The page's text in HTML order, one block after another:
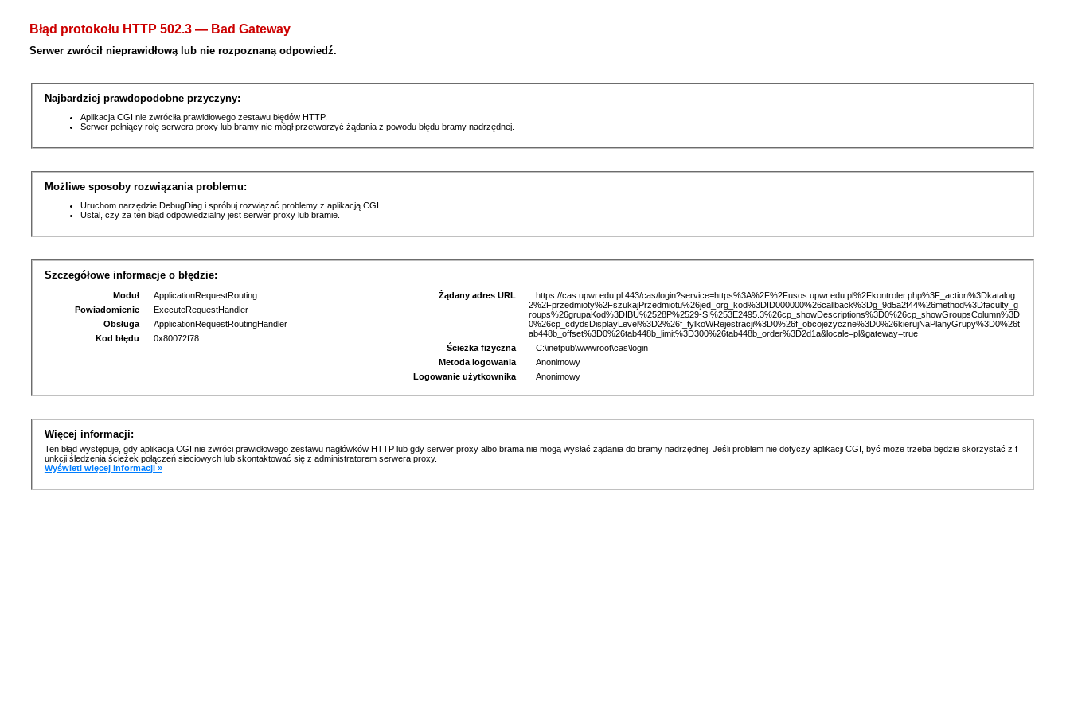
Błąd protokołu HTTP 502.3 — Bad Gateway
Serwer zwrócił nieprawidłową lub nie rozpoznaną odpowiedź.
Najbardziej prawdopodobne przyczyny:
Aplikacja CGI nie zwróciła prawidłowego zestawu błędów HTTP.
Serwer pełniący rolę serwera proxy lub bramy nie mógł przetworzyć żądania z powodu błędu bramy nadrzędnej.
Możliwe sposoby rozwiązania problemu:
Uruchom narzędzie DebugDiag i spróbuj rozwiązać problemy z aplikacją CGI.
Ustal, czy za ten błąd odpowiedzialny jest serwer proxy lub bramie.
Szczegółowe informacje o błędzie:
Moduł
ApplicationRequestRouting
Powiadomienie
ExecuteRequestHandler
Obsługa
ApplicationRequestRoutingHandler
Kod błędu
0x80072f78
Żądany adres URL
https://cas.upwr.edu.pl:443/cas/login?service=https%3A%2F%2Fusos.upwr.edu.pl%2Fkontroler.php%3F_action%3Dkatalog
2%2Fprzedmioty%2FszukajPrzedmiotu%26jed_org_kod%3DID000000%26callback%3Dg_9d5a2f44%26method%3Dfaculty_g
roups%26grupaKod%3DIBU%2528P%2529-SI%253E2495.3%26cp_showDescriptions%3D0%26cp_showGroupsColumn%3D
0%26cp_cdydsDisplayLevel%3D2%26f_tylkoWRejestracji%3D0%26f_obcojezyczne%3D0%26kierujNaPlanyGrupy%3D0%26t
ab448b_offset%3D0%26tab448b_limit%3D300%26tab448b_order%3D2d1a&locale=pl&gateway=true
Ścieżka fizyczna
C:\inetpub\wwwroot\cas\login
Metoda logowania
Anonimowy
Logowanie użytkownika
Anonimowy
Więcej informacji:
Ten błąd występuje, gdy aplikacja CGI nie zwróci prawidłowego zestawu nagłówków HTTP lub gdy serwer proxy albo brama nie mogą wysłać żądania do bramy nadrzędnej. Jeśli problem nie dotyczy aplikacji CGI, być może trzeba będzie skorzystać z f
unkcji śledzenia ścieżek połączeń sieciowych lub skontaktować się z administratorem serwera proxy.
Wyświetl więcej informacji »